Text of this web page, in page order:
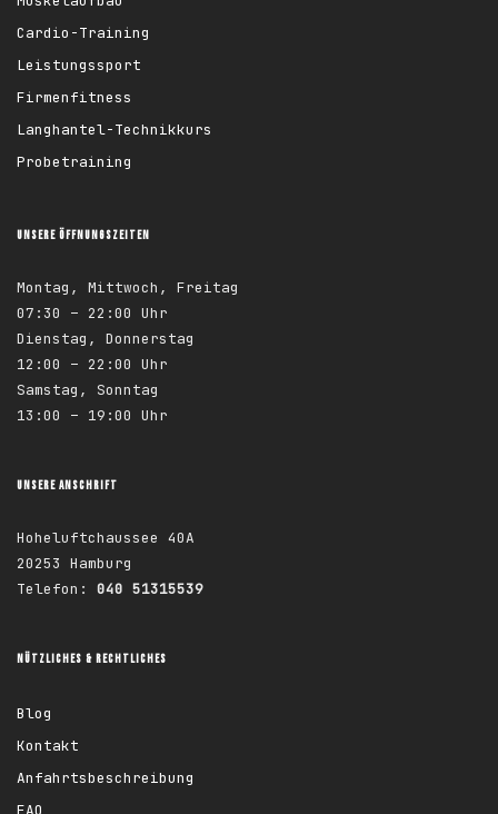
Cardio-Training
Leistungssport
Firmenfitness
Langhantel-Technikkurs
Probetraining
UNSERE ÖFFNUNGSZEITEN
Montag, Mittwoch, Freitag
07:30 – 22:00 Uhr
Dienstag, Donnerstag
12:00 – 22:00 Uhr
Samstag, Sonntag
13:00 – 19:00 Uhr
UNSERE ANSCHRIFT
Hoheluftchaussee 40A
20253 Hamburg
Telefon: 040 51315539
NÜTZLICHES & RECHTLICHES
Blog
Kontakt
Anfahrtsbeschreibung